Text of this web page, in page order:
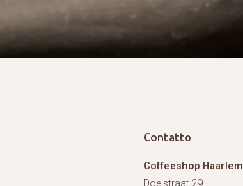
Contatto
Coffeeshop Haarlem